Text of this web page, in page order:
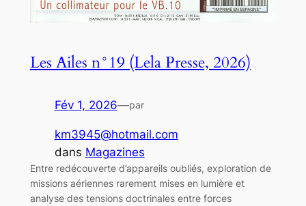
Les Ailes n°19 (Lela Presse, 2026)
Fév 1, 2026—par
km3945@hotmail.com
dans Magazines
Entre redécouverte d’appareils oubliés, exploration de
missions aériennes rarement mises en lumière et
analyse des tensions doctrinales entre forces